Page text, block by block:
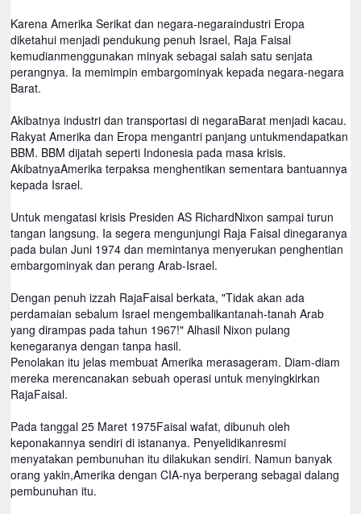
Karena Amerika Serikat dan negara-negaraindustri Eropa
diketahui menjadi pendukung penuh Israel, Raja Faisal
kemudianmenggunakan minyak sebagai salah satu senjata
perangnya. Ia memimpin embargominyak kepada negara-negara
Barat.
Akibatnya industri dan transportasi di negaraBarat menjadi kacau.
Rakyat Amerika dan Eropa mengantri panjang untukmendapatkan
BBM. BBM dijatah seperti Indonesia pada masa krisis.
AkibatnyaAmerika terpaksa menghentikan sementara bantuannya
kepada Israel.
Untuk mengatasi krisis Presiden AS RichardNixon sampai turun
tangan langsung. Ia segera mengunjungi Raja Faisal dinegaranya
pada bulan Juni 1974 dan memintanya menyerukan penghentian
embargominyak dan perang Arab-Israel.
Dengan penuh izzah RajaFaisal berkata, "Tidak akan ada
perdamaian sebalum Israel mengembalikantanah-tanah Arab
yang dirampas pada tahun 1967!" Alhasil Nixon pulang
kenegaranya dengan tanpa hasil.
Penolakan itu jelas membuat Amerika merasageram. Diam-diam
mereka merencanakan sebuah operasi untuk menyingkirkan
RajaFaisal.
Pada tanggal 25 Maret 1975Faisal wafat, dibunuh oleh
keponakannya sendiri di istananya. Penyelidikanresmi
menyatakan pembunuhan itu dilakukan sendiri. Namun banyak
orang yakin,Amerika dengan CIA-nya berperang sebagai dalang
pembunuhan itu.